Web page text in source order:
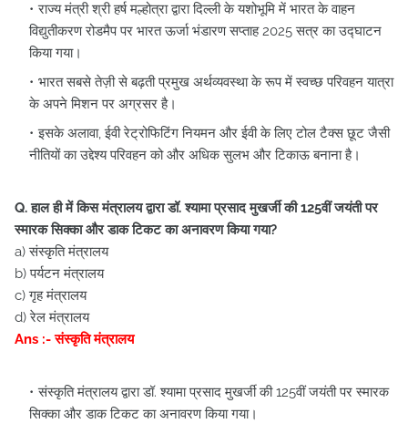
राज्य मंत्री श्री हर्ष मल्होत्रा ​​द्वारा दिल्ली के यशोभूमि में भारत के वाहन
विद्युतीकरण रोडमैप पर भारत ऊर्जा भंडारण सप्ताह 2025 सत्र का उद्घाटन
किया गया।
भारत सबसे तेज़ी से बढ़ती प्रमुख अर्थव्यवस्था के रूप में स्वच्छ परिवहन यात्रा
के अपने मिशन पर अग्रसर है।
इसके अलावा, ईवी रेट्रोफिटिंग नियमन और ईवी के लिए टोल टैक्स छूट जैसी
नीतियों का उद्देश्य परिवहन को और अधिक सुलभ और टिकाऊ बनाना है।
Q. हाल ही में किस मंत्रालय द्वारा डॉ. श्यामा प्रसाद मुखर्जी की 125वीं जयंती पर
स्मारक सिक्का और डाक टिकट का अनावरण किया गया?
a) संस्कृति मंत्रालय
b) पर्यटन मंत्रालय
c) गृह मंत्रालय
d) रेल मंत्रालय
Ans :- संस्कृति मंत्रालय
संस्कृति मंत्रालय द्वारा डॉ. श्यामा प्रसाद मुखर्जी की 125वीं जयंती पर स्मारक
सिक्का और डाक टिकट का अनावरण किया गया।